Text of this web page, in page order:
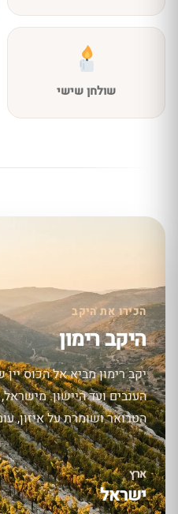
שולחן שישי
הכירו את היקב
היקב רימון
יקב רימון מביא אל הכוס
הענבים ועד היישון.
הטרואר ושומרת על איזון,
ארץ
ישראל